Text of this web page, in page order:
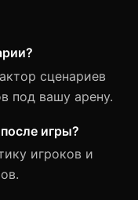
сценариев
под вашу арену.
игры?
игроков и